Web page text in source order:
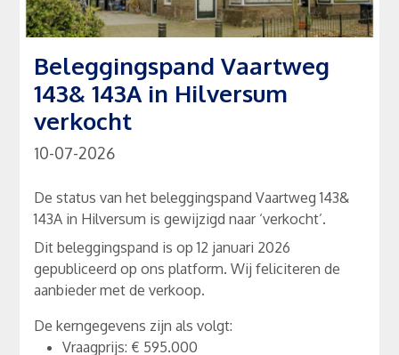
Beleggingspand Vaartweg
143& 143A in Hilversum
verkocht
10-07-2026
De status van het beleggingspand Vaartweg 143&
143A in Hilversum is gewijzigd naar ‘verkocht’.
Dit beleggingspand is op 12 januari 2026
gepubliceerd op ons platform. Wij feliciteren de
aanbieder met de verkoop.
De kerngegevens zijn als volgt:
Vraagprijs: € 595.000